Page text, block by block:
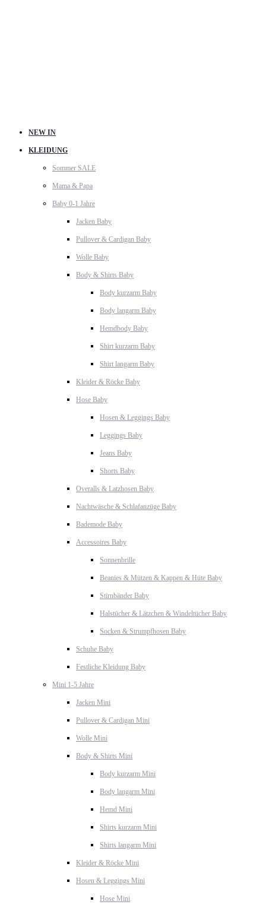
NEW IN
KLEIDUNG
Sommer SALE
Mama & Papa
Baby 0-1 Jahre
Jacken Baby
Pullover & Cardigan Baby
Wolle Baby
Body & Shirts Baby
Body kurzarm Baby
Body langarm Baby
Hemdbody Baby
Shirt kurzarm Baby
Shirt langarm Baby
Kleider & Röcke Baby
Hose Baby
Hosen & Leggings Baby
Leggings Baby
Jeans Baby
Shorts Baby
Overalls & Latzhosen Baby
Nachtwäsche & Schlafanzüge Baby
Bademode Baby
Accessoires Baby
Sonnenbrille
Beanies & Mützen & Kappen & Hüte Baby
Stirnbänder Baby
Halstücher & Lätzchen & Windeltücher Baby
Socken & Strumpfhosen Baby
Schuhe Baby
Festliche Kleidung Baby
Mini 1-5 Jahre
Jacken Mini
Pullover & Cardigan Mini
Wolle Mini
Body & Shirts Mini
Body kurzarm Mini
Body langarm Mini
Hemd Mini
Shirts kurzarm Mini
Shirts langarm Mini
Kleider & Röcke Mini
Hosen & Leggings Mini
Hose Mini